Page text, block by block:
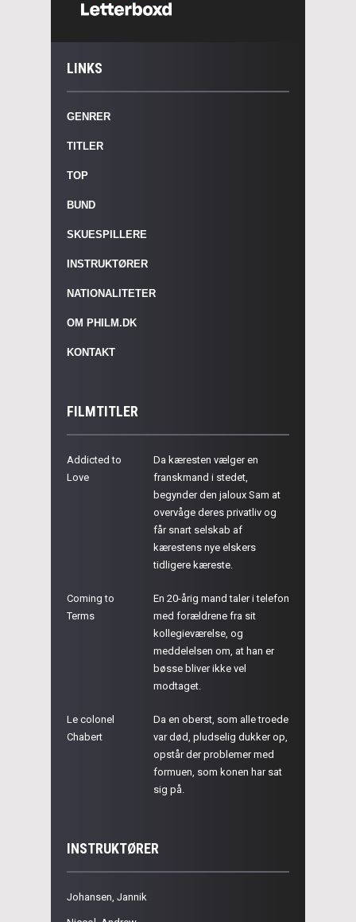
LINKS
GENRER
TITLER
TOP
BUND
SKUESPILLERE
INSTRUKTØRER
NATIONALITETER
OM PHILM.DK
KONTAKT
FILMTITLER
Addicted to
Love
Da kæresten vælger en
franskmand i stedet,
begynder den jaloux Sam at
overvåge deres privatliv og
får snart selskab af
kærestens nye elskers
tidligere kæreste.
Coming to
Terms
En 20-årig mand taler i telefon
med forældrene fra sit
kollegieværelse, og
meddelelsen om, at han er
bøsse bliver ikke vel
modtaget.
Le colonel
Chabert
Da en oberst, som alle troede
var død, pludselig dukker op,
opstår der problemer med
formuen, som konen har sat
sig på.
INSTRUKTØRER
Johansen, Jannik